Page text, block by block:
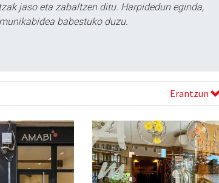
jaso eta zabaltzen ditu. Harpidedun eginda,
babestuko duzu.
Erantzun